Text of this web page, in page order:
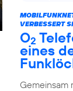
VERBESSERT
O2
eines
Gemeinsam